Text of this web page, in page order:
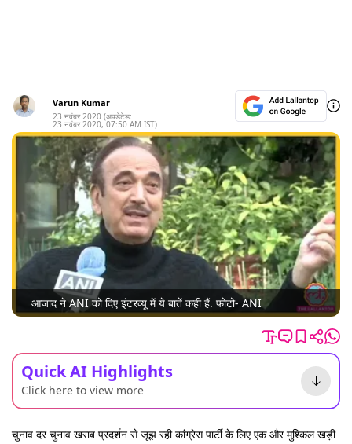
Varun Kumar
23 नवंबर 2020 (अपडेटेड:
23 नवंबर 2020, 07:50 AM IST)
आजाद ने ANI को दिए इंटरव्यू में ये बातें कही हैं. फोटो- ANI
Quick AI Highlights
Click here to view more
चुनाव दर चुनाव खराब प्रदर्शन से जूझ रही कांग्रेस पार्टी के लिए एक और मुश्किल खड़ी